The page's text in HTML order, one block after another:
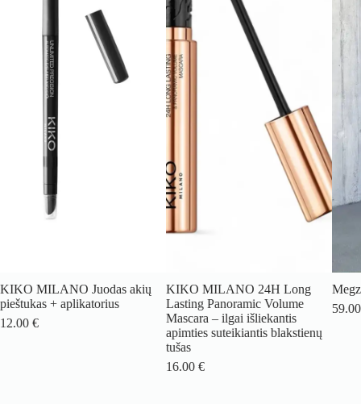
KIKO MILANO Juodas akių
pieštukas + aplikatorius
12.00 €
KIKO MILANO 24H Long
Lasting Panoramic Volume
Mascara – ilgai išliekantis
apimties suteikiantis blakstienų
tušas
16.00€